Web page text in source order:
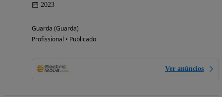
2023
Guarda (Guarda)
Profissional • Publicado
Ver anúncios